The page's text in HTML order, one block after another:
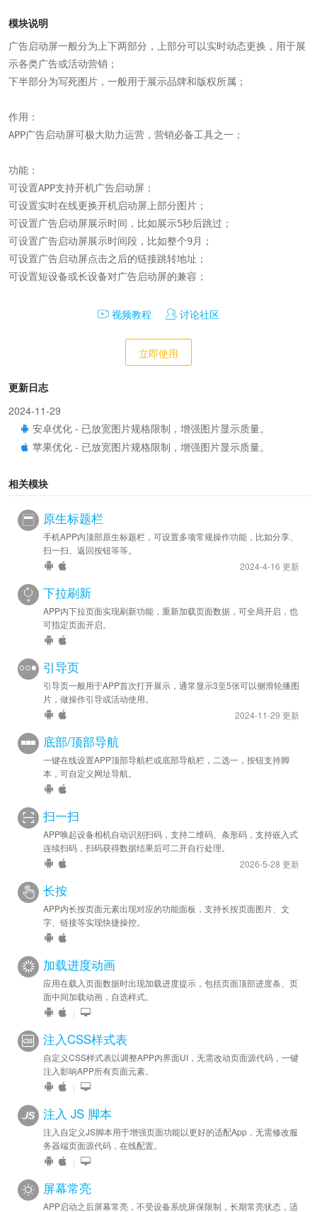
模块说明
广告启动屏一般分为上下两部分，上部分可以实时动态更换，用于展
示各类广告或活动营销；
下半部分为写死图片，一般用于展示品牌和版权所属；
作用：
APP广告启动屏可极大助力运营，营销必备工具之一；
功能：
可设置APP支持开机广告启动屏；
可设置实时在线更换开机启动屏上部分图片；
可设置广告启动屏展示时间，比如展示5秒后跳过；
可设置广告启动屏展示时间段，比如整个9月；
可设置广告启动屏点击之后的链接跳转地址；
可设置短设备或长设备对广告启动屏的兼容；
视频教程 讨论社区
立即使用
更新日志
2024-11-29
安卓优化 - 已放宽图片规格限制，增强图片显示质量。
苹果优化 - 已放宽图片规格限制，增强图片显示质量。
相关模块
原生标题栏
手机APP内顶部原生标题栏，可设置多项常规操作功能，比如分享、
扫一扫、返回按钮等等。
2024-4-16 更新
下拉刷新
APP内下拉页面实现刷新功能，重新加载页面数据，可全局开启，也
可指定页面开启。
引导页
引导页一般用于APP首次打开展示，通常显示3至5张可以侧滑轮播图
片，做操作引导或活动使用。
2024-11-29 更新
底部/顶部导航
一键在线设置APP顶部导航栏或底部导航栏，二选一，按钮支持脚
本，可自定义网址导航。
扫一扫
APP唤起设备相机自动识别扫码，支持二维码、条形码，支持嵌入式
连续扫码，扫码获得数据结果后可二开自行处理。
2026-5-28 更新
长按
APP内长按页面元素出现对应的功能面板，支持长按页面图片、文
字、链接等实现快捷操控。
加载进度动画
应用在载入页面数据时出现加载进度提示，包括页面顶部进度条、页
面中间加载动画，自选样式。
|
注入CSS样式表
自定义CSS样式表以调整APP内界面UI，无需改动页面源代码，一键
注入影响APP所有页面元素。
|
注入 JS 脚本
注入自定义JS脚本用于增强页面功能以更好的适配App，无需修改服
务器端页面源代码，在线配置。
|
屏幕常亮
APP启动之后屏幕常亮，不受设备系统屏保限制，长期常亮状态，适